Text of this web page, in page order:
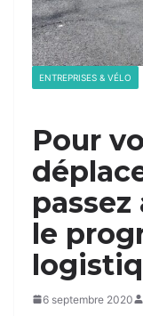
ENTREPRISES & VÉLO
Pour
le
6 septembre 2020